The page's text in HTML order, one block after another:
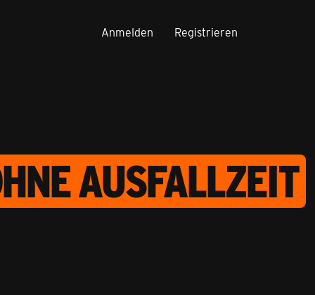
Anmelden Registrieren
AUSFALLZEIT